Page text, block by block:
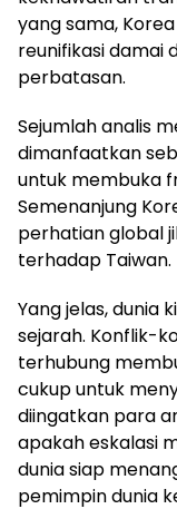
yang sama,
reunifikasi damai
perbatasan.
Sejumlah analis
dimanfaatkan
untuk membuka
Semenanjung
perhatian global
terhadap Taiwan.
Yang jelas, dunia
sejarah. Konflik-
terhubung
cukup untuk
diingatkan para
apakah eskalasi
dunia siap
pemimpin dunia